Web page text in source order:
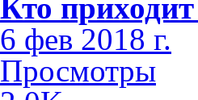
Кто
6 фев 2018 г.
Просмотры